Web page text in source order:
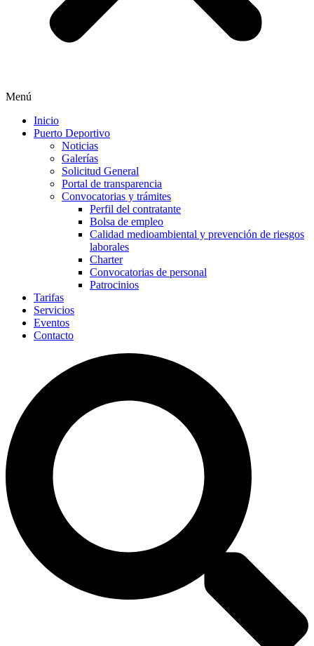
Menú
Inicio
Puerto Deportivo
Noticias
Galerías
Solicitud General
Portal de transparencia
Convocatorias y trámites
Perfil del contratante
Bolsa de empleo
Calidad medioambiental y prevención de riesgos
laborales
Charter
Convocatorias de personal
Patrocinios
Tarifas
Servicios
Eventos
Contacto